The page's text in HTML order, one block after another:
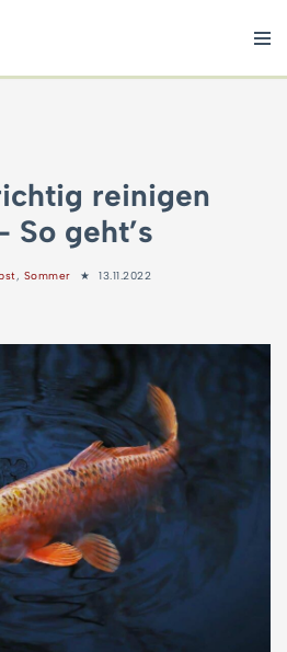
reinigen
So geht’s
, Sommer 13.11.2022